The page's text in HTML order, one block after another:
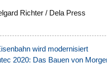
Richter / Dela Press
wird modernisiert
2020: Das Bauen von